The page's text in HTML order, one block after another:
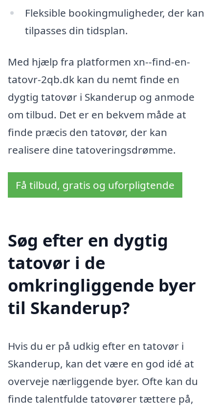
Fleksible bookingmuligheder, der kan
tilpasses din tidsplan.
Med hjælp fra platformen xn--find-en-
tatovr-2qb.dk kan du nemt finde en
dygtig tatovør i Skanderup og anmode
om tilbud. Det er en bekvem måde at
finde præcis den tatovør, der kan
realisere dine tatoveringsdrømme.
Få tilbud, gratis og uforpligtende
Søg efter en dygtig
tatovør i de
omkringliggende byer
til Skanderup?
Hvis du er på udkig efter en tatovør i
Skanderup, kan det være en god idé at
overveje nærliggende byer. Ofte kan du
finde talentfulde tatovører tættere på,